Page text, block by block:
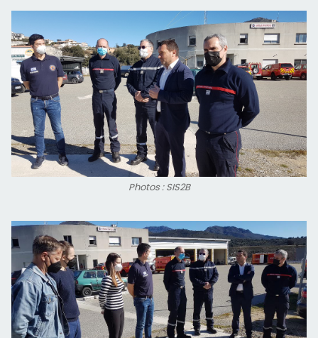
Photos : SIS2B